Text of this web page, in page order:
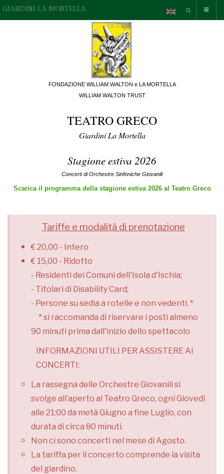
GIARDINI LA MORTELLA
FONDAZIONE WILLIAM WALTON e LA MORTELLA
WILLIAM WALTON TRUST
TEATRO GRECO
Giardini La Mortella
Stagione estiva 2026
Concerti di Orchestre Sinfoniche Giovanili
Scarica il programma della stagione estiva 2026 al Teatro Greco
Tariffe e modalità di prenotazione
€ 20,00 - Intero
€ 15,00 - Ridotto
- Residenti dei Comuni dell'Isola d'Ischia;
- Titolari di Disability Card;
- Persone su sedia a rotelle e non vedenti. *
* si raccomanda di riservare i posti almeno
90 minuti prima dall'inizio dello spettacolo
INFORMAZIONI UTILI PER ASSISTERE AI
CONCERTI:
La rassegna delle Orchestre Giovanili si
svolge all’aperto al Teatro Greco, ogni Giovedì
alle 21:00 da metà Giugno a fine Luglio, con
durata di circa 80 minuti.
Non ci sono concerti nel mese di Agosto.
La tariffa per il concerto comprende la visita
del giardino.